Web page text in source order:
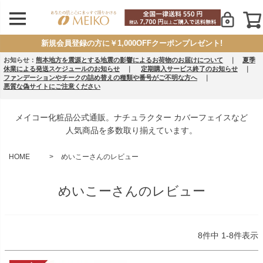
新規会員登録の方に￥1,000OFFクーポンプレゼント!
お知らせ： 熊本地方を震源とする地震の影響によるお荷物のお届けについて ｜ 夏季
休業による発送スケジュールのお知らせ ｜ 定期購入サービス終了のお知らせ ｜
ファンデーションやチークの詰め替えの種類や番号がご不明な方へ｜
悪質な偽サイトにご注意ください
メイコー化粧品公式通販。ナチュラクター カバーフェイスなど
人気商品を多数取り揃えています。
HOME めいこーさんのレビュー
めいこーさんのレビュー
8件中 1-8件表示